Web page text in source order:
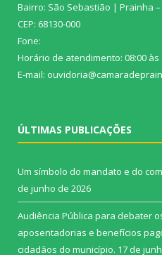
Bairro: São Sebastião | Prainha –
CEP: 68130-000
Fone:
Horário de atendimento: 08:00 às
E-mail:
ÚLTIMAS PUBLICAÇÕES
Um símbolo do mandato e do
de junho de 2026
Audiência Pública para debater
aposentadorias e benefícios
cidadãos do município. 17 de